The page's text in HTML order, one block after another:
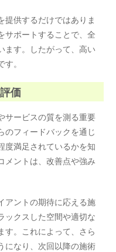
提供するだけではありま
サポートすることで、全
ます。したがって、高い
。
価
サービスの質を測る重要
のフィードバックを通じ
度満足されているかを知
メントは、改善点や強み
アントの期待に応える施
ックスした空間や適切な
す。これによって、さら
になり、次回以降の施術